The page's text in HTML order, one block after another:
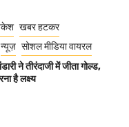
खबर हटकर
न्यूज़ सोशल मीडिया वायरल
ने तीरंदाजी में जीता गोल्ड,
है लक्ष्य